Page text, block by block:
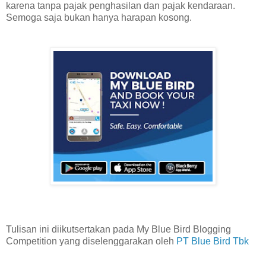
karena tanpa pajak penghasilan dan pajak kendaraan.
Semoga saja bukan hanya harapan kosong.
Tulisan ini diikutsertakan pada My Blue Bird Blogging
Competition yang diselenggarakan oleh PT Blue Bird Tbk